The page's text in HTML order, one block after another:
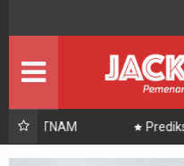
Prediksi BRI Liga 1 –
ENTERTAIMENT Seputar
JACKPOT PEMENANG
PROMO Promosi